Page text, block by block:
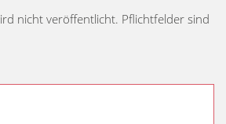
nicht veröffentlicht. Pflichtfelder sind